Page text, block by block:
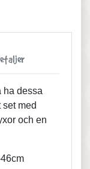
ha dessa
med
och en